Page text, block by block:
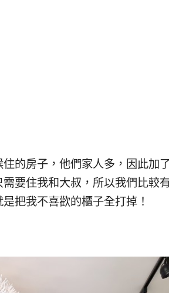
的房子，他們家人多，因此加
要住我和大叔，所以我們比較
把我不喜歡的櫃子全打掉！